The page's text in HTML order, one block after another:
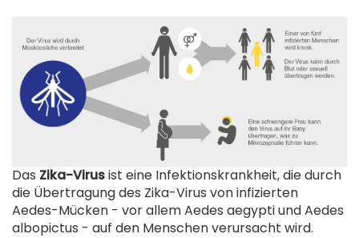
Das Zika-Virusist eine Infektionskrankheit, die durch
die Übertragung des Zika-Virus von infizierten
Aedes-Mücken - vor allem Aedes aegypti und Aedes
albopictus - auf den Menschen verursacht wird.